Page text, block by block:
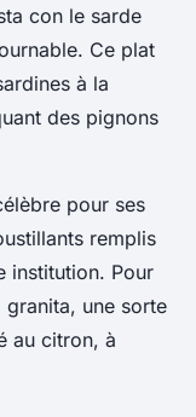
con le sarde
Ce plat
à la
des pignons
pour ses
remplis
institution. Pour
granita, une sorte
au citron, à